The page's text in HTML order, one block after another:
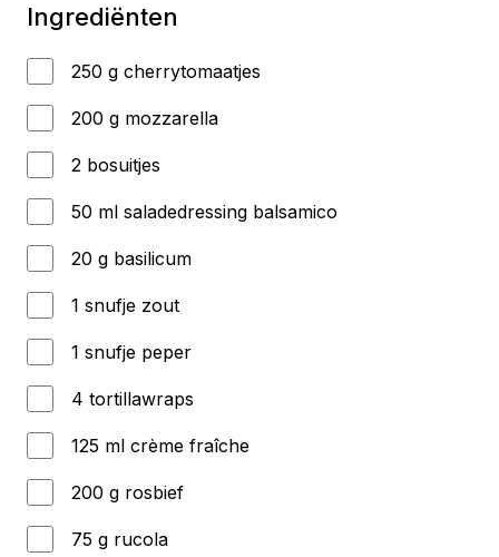
Ingrediënten
250 g cherrytomaatjes
200 g mozzarella
2 bosuitjes
50 ml saladedressing balsamico
20 g basilicum
1 snufje zout
1 snufje peper
4 tortillawraps
125 ml crème fraîche
200 g rosbief
75 g rucola